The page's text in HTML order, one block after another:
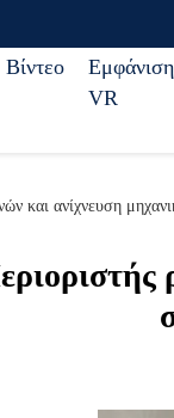
Βίντεο
Εμφάνιση
VR
και ανίχνευση